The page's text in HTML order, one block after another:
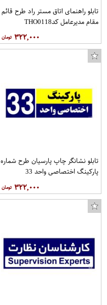
تابلو راهنمای اتاق مستر راد طرح قائم
مقام مدیرعامل کدTHO0118
۳۲۲,۰۰۰
تابلو نشانگر چاپ پارسیان طرح شماره
پارکینگ اختصاصی واحد 33
۳۲۲,۰۰۰